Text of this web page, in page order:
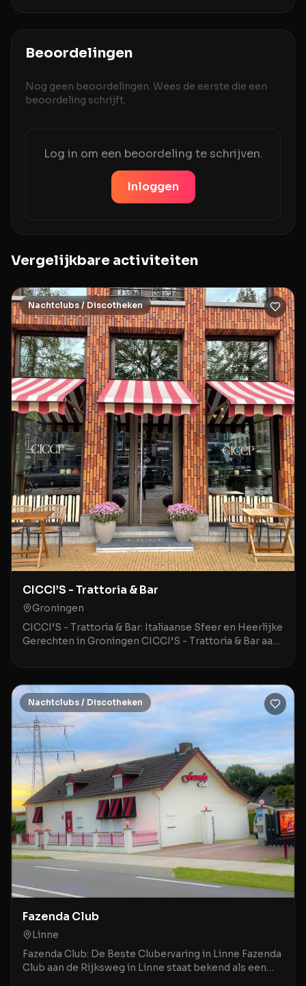
Beoordelingen
Nog geen beoordelingen. Wees de eerste die een
beoordeling schrijft.
Log in om een beoordeling te schrijven.
Inloggen
Vergelijkbare activiteiten
Nachtclubs / Discotheken
CICCI’S - Trattoria & Bar
Groningen
CICCI’S - Trattoria & Bar: Italiaanse Sfeer en Heerlijke
Gerechten in Groningen CICCI’S - Trattoria & Bar aan
Nachtclubs / Discotheken
Fazenda Club
Linne
Fazenda Club: De Beste Clubervaring in Linne Fazenda
Club aan de Rijksweg in Linne staat bekend als een